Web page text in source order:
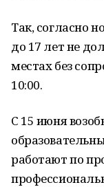
Так, согласно
до 17 лет не
местах без
10:00.
С 15 июня
работают по